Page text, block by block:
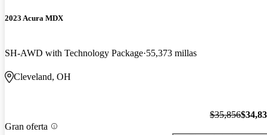
2023 Acura MDX
SH-AWD with Technology Package 55,373 millas
Cleveland, OH
Gran oferta
$35,856